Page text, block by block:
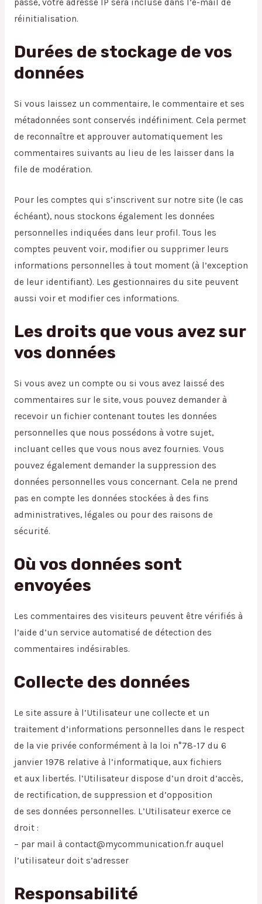
passe, votre adresse IP sera incluse dans l’e-mail de
réinitialisation.
Durées de stockage de vos
données
Si vous laissez un commentaire, le commentaire et ses
métadonnées sont conservés indéfiniment. Cela permet
de reconnaître et approuver automatiquement les
commentaires suivants au lieu de les laisser dans la
file de modération.
Pour les comptes qui s’inscrivent sur notre site (le cas
échéant), nous stockons également les données
personnelles indiquées dans leur profil. Tous les
comptes peuvent voir, modifier ou supprimer leurs
informations personnelles à tout moment (à l’exception
de leur identifiant). Les gestionnaires du site peuvent
aussi voir et modifier ces informations.
Les droits que vous avez sur
vos données
Si vous avez un compte ou si vous avez laissé des
commentaires sur le site, vous pouvez demander à
recevoir un fichier contenant toutes les données
personnelles que nous possédons à votre sujet,
incluant celles que vous nous avez fournies. Vous
pouvez également demander la suppression des
données personnelles vous concernant. Cela ne prend
pas en compte les données stockées à des fins
administratives, légales ou pour des raisons de
sécurité.
Où vos données sont
envoyées
Les commentaires des visiteurs peuvent être vérifiés à
l’aide d’un service automatisé de détection des
commentaires indésirables.
Collecte des données
Le site assure à l’Utilisateur une collecte et un
traitement d’informations personnelles dans le respect
de la vie privée conformément à la loi n°78-17 du 6
janvier 1978 relative à l’informatique, aux fichiers
et aux libertés. l’Utilisateur dispose d’un droit d’accès,
de rectification, de suppression et d’opposition
de ses données personnelles. L’Utilisateur exerce ce
droit :
– par mail à contact@mycommunication.fr auquel
l’utilisateur doit s’adresser
Responsabilité